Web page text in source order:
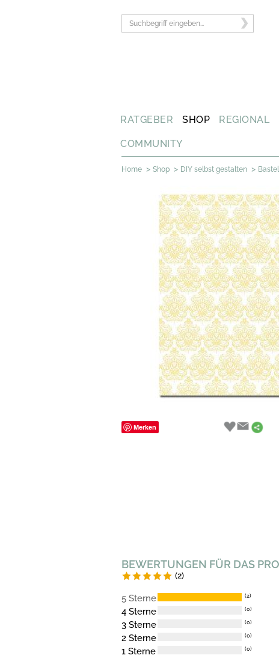
RATGEBER SHOP REGIONAL
COMMUNITY
Home > Shop > DIY selbst gestalten >
Merken
BEWERTUNGEN FÜR DAS
(2)
5 Sterne (2)
4 Sterne (0)
3 Sterne (0)
2 Sterne (0)
1 Sterne (0)